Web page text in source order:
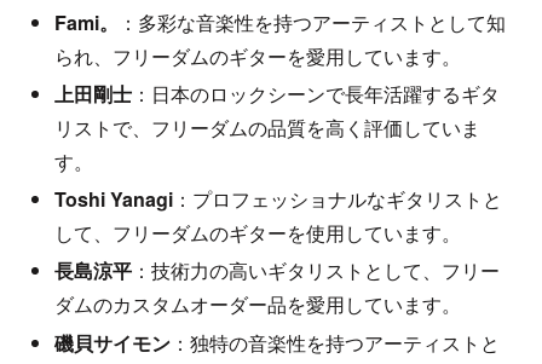
Fami。
：多彩な音楽性を持つアーティストとして知
られ、フリーダムのギターを愛用しています。
上田剛士 ：日本のロックシーンで長年活躍するギタ
リストで、フリーダムの品質を高く評価していま
す。
Toshi Yanagi ：プロフェッショナルなギタリストと
して、フリーダムのギターを使用しています。
長島涼平 ：技術力の高いギタリストとして、フリー
ダムのカスタムオーダー品を愛用しています。
磯貝サイモン ：独特の音楽性を持つアーティストと